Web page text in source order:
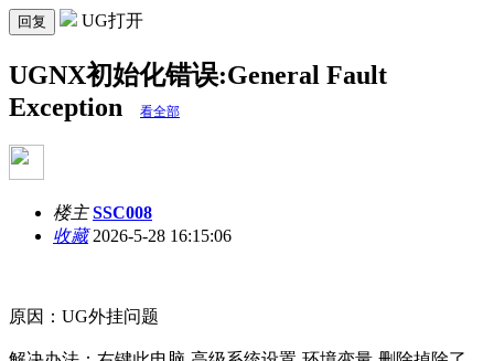
回复 UG打开
UGNX初始化错误:General Fault
Exception
看全部
楼主 SSC008
收藏2026-5-28 16:15:06
原因：UG外挂问题